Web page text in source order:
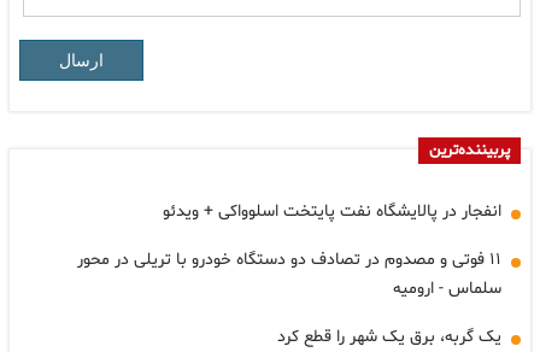
ارسال
پربیننده‌ترین
انفجار در پالایشگاه نفت پایتخت اسلوواکی + ویدئو
۱۱ فوتی و مصدوم در تصادف دو دستگاه خودرو با تریلی در محور
سلماس - ارومیه
یک گربه، برق یک شهر را قطع کرد